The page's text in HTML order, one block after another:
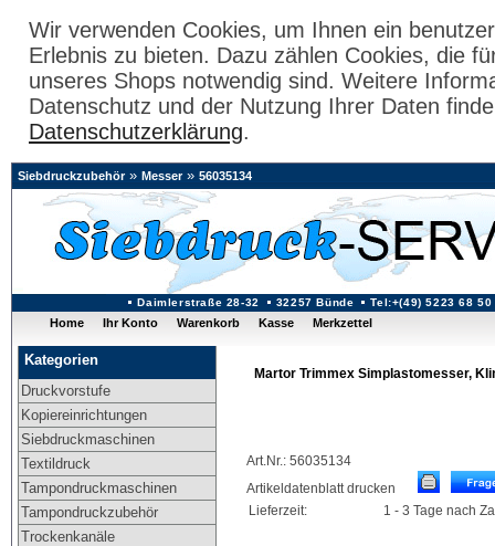
Wir verwenden Cookies, um Ihnen ein
Erlebnis zu bieten. Dazu zählen Cookies, die
unseres Shops notwendig sind. Weitere
Datenschutz und der Nutzung Ihrer Daten
Datenschutzerklärung.
Daimlerstraße 28-32 32257 Bünde Tel:+(49) 5223 68 50
Siebdruckzubehör» Messer» 56035134
Home Ihr Konto Warenkorb Kasse Merkzettel
Kategorien
Druckvorstufe
Kopiereinrichtungen
Siebdruckmaschinen
Textildruck
Tampondruckmaschinen
Tampondruckzubehör
Trockenkanäle
Martor Trimmex Simplastomesser,
Art.Nr.: 56035134
Artikeldatenblatt drucken
Lieferzeit:
1 - 3 Tage nach